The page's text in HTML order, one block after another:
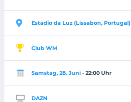
Estadio da Luz (Lissabon, Portugal)
Club WM
Samstag, 28. Juni - 22:00 Uhr
DAZN